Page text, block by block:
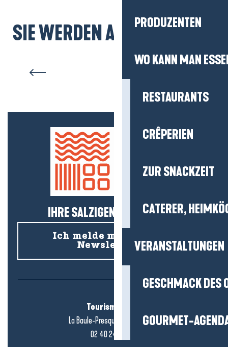
PRODUZENTEN
WO KANN MAN
RESTAURANTS
CRÊPERIEN
ZUR SNACKZEIT
CATERER,
VERANSTALTUNGEN
GESCHMACK DES
GOURMET-
SIE WERDEN AUCH MÖGEN...
Le Pouliguen
IHRE SALZIGEN NEUIGKEITEN!
Ich melde mich für den
Newsletter an
Tourismusbüro
La Baule-Presqu'île de Guérande
02 40 24 34 44